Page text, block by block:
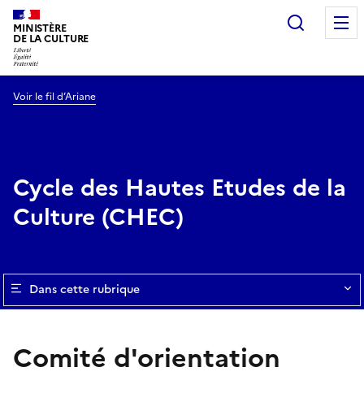
MINISTÈRE
DE LA CULTURE
Voir le fil d’Ariane
Cycle des Hautes Etudes de la
Culture (CHEC)
Dans cette rubrique
Comité d'orientation